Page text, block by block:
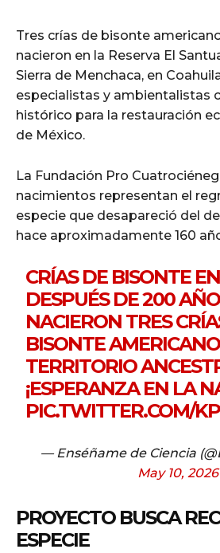
Tres crías de bisonte
nacieron en la Reserva El
Sierra de Menchaca, en
especialistas y ambientalistas
histórico para la restauración
de México.
La Fundación Pro
nacimientos representan el
especie que desapareció del
hace aproximadamente 160
CRÍAS DE BISONTE
DESPUÉS DE 200
NACIERON TRES
BISONTE
TERRITORIO
¡ESPERANZA EN LA
PIC.TWITTER.COM/
— Enséñame de Ciencia
May 10, 2026
PROYECTO BUSCA
ESPECIE